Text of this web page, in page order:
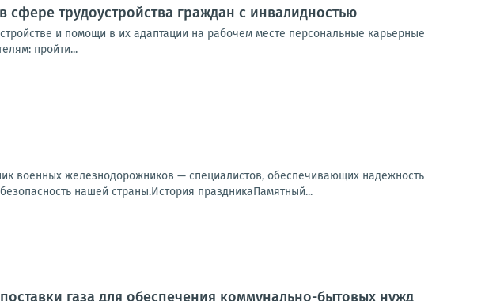
трудоустройства граждан с инвалидностью
и помощи в их адаптации на рабочем месте персональные карьерные
пройти...
военных железнодорожников — специалистов, обеспечивающих надежность
нашей страны.История праздникаПамятный...
газа для обеспечения коммунально-бытовых нужд